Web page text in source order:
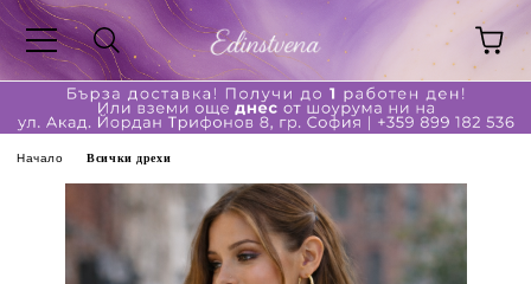
Начало Всички дрехи